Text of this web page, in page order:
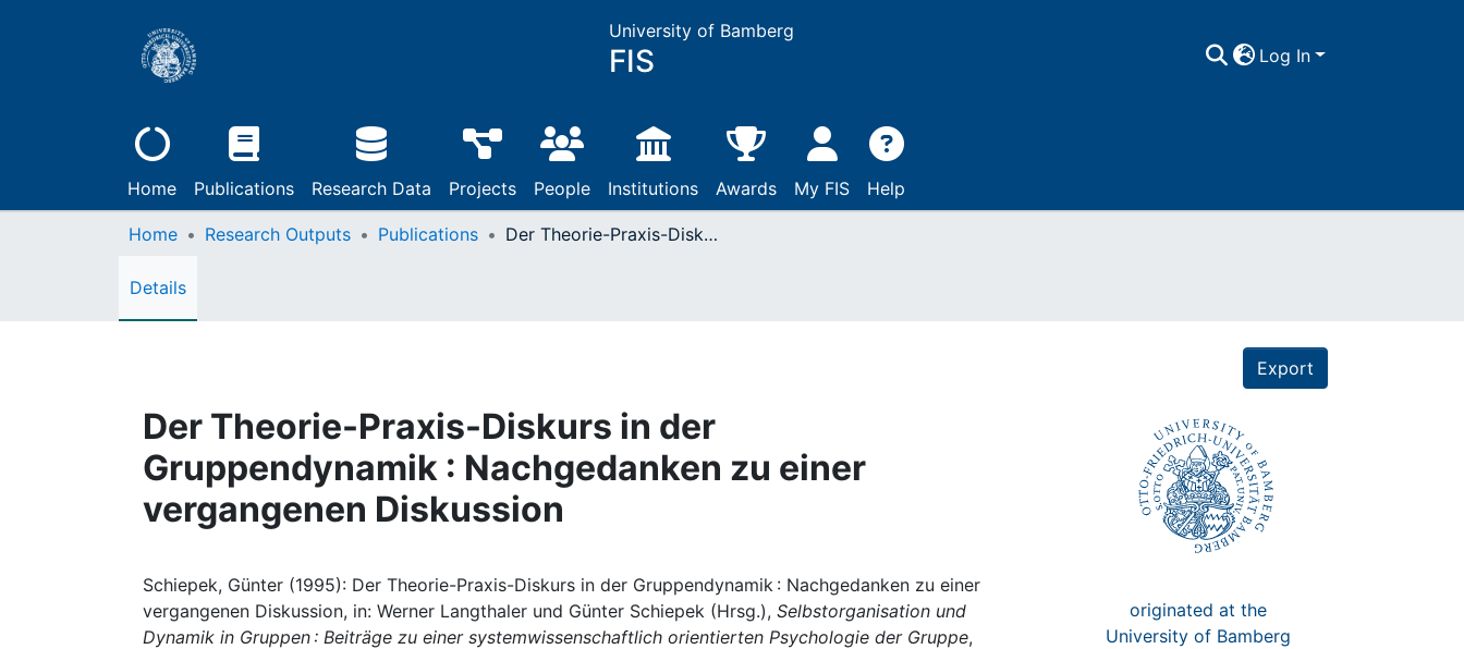
University of Bamberg
FIS Log In
Home Publications Research Data Projects People Institutions Awards My FIS Help
Home Research Outputs Publications Der Theorie-Praxis-Diskurs in der Gruppendynamik : Nachgedanken zu einer vergangenen Diskussion
Details
Export
Der Theorie-Praxis-Diskurs in der
Gruppendynamik : Nachgedanken zu einer
vergangenen Diskussion
Schiepek, Günter (1995): Der Theorie-Praxis-Diskurs in der Gruppendynamik : Nachgedanken zu einer
vergangenen Diskussion, in: Werner Langthaler und Günter Schiepek (Hrsg.), Selbstorganisation und
Dynamik in Gruppen : Beiträge zu einer systemwissenschaftlich orientierten Psychologie der Gruppe,
originated at the
University of Bamberg